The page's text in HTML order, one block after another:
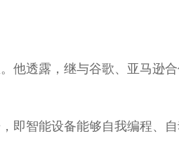
他透露，继与谷歌、亚马逊
即智能设备能够自我编程、